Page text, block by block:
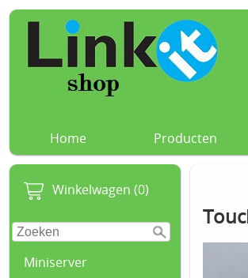
Home Producten
Winkelwagen (0)
Miniserver